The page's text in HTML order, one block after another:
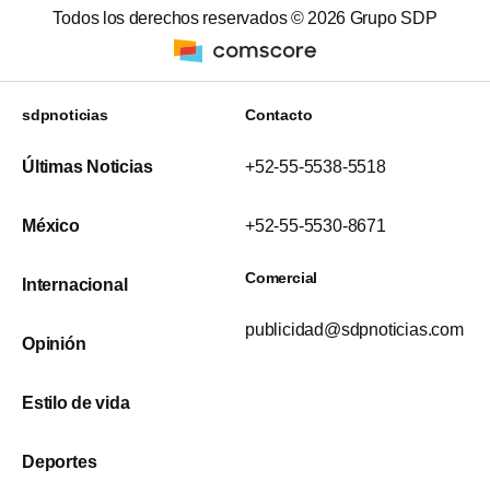
Todos los derechos reservados ©2026 Grupo SDP
sdpnoticias
Últimas Noticias
México
Internacional
Opinión
Estilo de vida
Deportes
Contacto
+52-55-5538-5518
+52-55-5530-8671
Comercial
publicidad@sdpnoticias.com